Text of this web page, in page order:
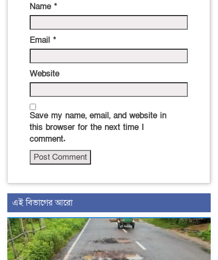
Name *
Email *
Website
Save my name, email, and website in
this browser for the next time I
comment.
এই বিভাগের আরো